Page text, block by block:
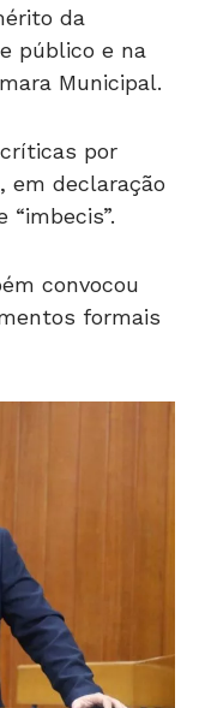
da
público e na
Municipal.
por
em declaração
convocou
formais